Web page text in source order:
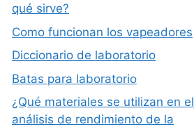
qué sirve?
Como funcionan los vapeadores
Diccionario de laboratorio
Batas para laboratorio
¿Qué materiales se utilizan en el
análisis de rendimiento de la